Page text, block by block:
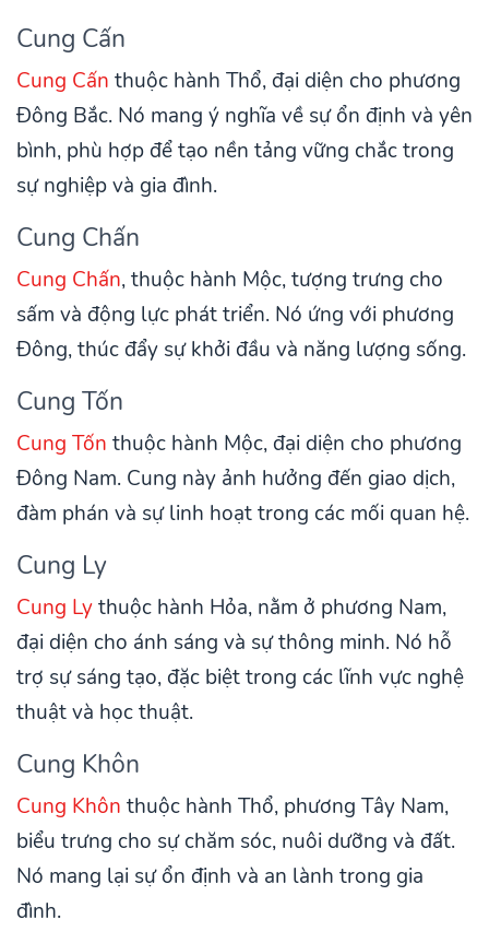
Cung Cấn
Cung Cấn thuộc hành Thổ, đại diện cho phương
Đông Bắc. Nó mang ý nghĩa về sự ổn định và yên
bình, phù hợp để tạo nền tảng vững chắc trong
sự nghiệp và gia đình.
Cung Chấn
Cung Chấn, thuộc hành Mộc, tượng trưng cho
sấm và động lực phát triển. Nó ứng với phương
Đông, thúc đẩy sự khởi đầu và năng lượng sống.
Cung Tốn
Cung Tốn thuộc hành Mộc, đại diện cho phương
Đông Nam. Cung này ảnh hưởng đến giao dịch,
đàm phán và sự linh hoạt trong các mối quan hệ.
Cung Ly
Cung Lythuộc hành Hỏa, nằm ở phương Nam,
đại diện cho ánh sáng và sự thông minh. Nó hỗ
trợ sự sáng tạo, đặc biệt trong các lĩnh vực nghệ
thuật và học thuật.
Cung Khôn
Cung Khôn thuộc hành Thổ, phương Tây Nam,
biểu trưng cho sự chăm sóc, nuôi dưỡng và đất.
Nó mang lại sự ổn định và an lành trong gia
đình.